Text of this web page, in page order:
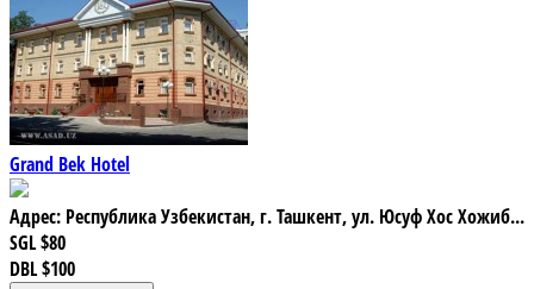
Grand Bek Hotel
Адрес: Республика Узбекистан, г. Ташкент, ул. Юсуф Хос Хожиб...
SGL$80
DBL$100